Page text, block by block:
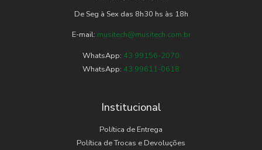
De Seg à Sex das 8h30 hs às 18h
E-mail: musitech@musitech.com.br
WhatsApp: 43 99156-2070
WhatsApp: 43 99611-0618
Institucional
Política de Entrega
Política de Trocas e Devoluções